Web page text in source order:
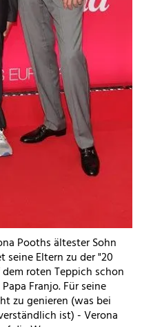
Pooths ältester Sohn
seine Eltern zu der "20
roten Teppich schon
Franjo. Für seine
zu genieren (was bei
ist) - Verona